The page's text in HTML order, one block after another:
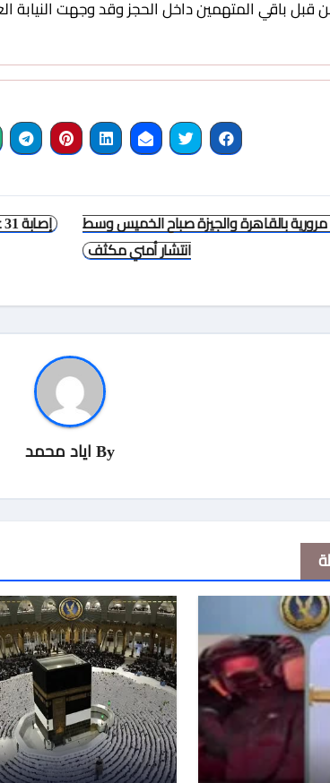
قبل باقي المتهمين داخل الحجز وقد وجهت النيابة
إصابة 31 عاملاً زراعيًا في حادث تصادم بكفر الشيخ
بالقاهرة والجيزة صباح الخميس وسط
انتشار أمني مكثف
By اياد محمد